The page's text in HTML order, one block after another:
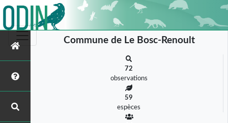
Commune de Le Bosc-Renoult
72
observations
59
espèces